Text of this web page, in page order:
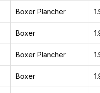
Boxer Plancher
Boxer
Boxer Plancher
Boxer